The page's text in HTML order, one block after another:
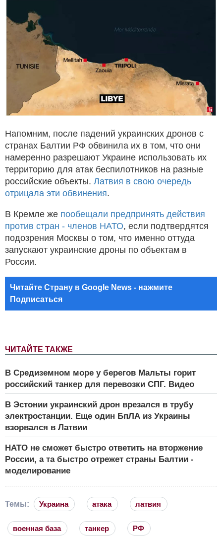
ЧИТАЙТЕ ТАКЖЕ
В Средиземном море у берегов Мальты горит
российский танкер для перевозки СПГ. Видео
В Эстонии украинский дрон врезался в трубу
электростанции. Еще один БпЛА из Украины
взорвался в Латвии
НАТО не сможет быстро ответить на вторжение
России, а та быстро отрежет страны Балтии -
моделирование
Напомним, после падений украинских дронов с
странах Балтии РФ обвинила их в том, что они
намеренно разрешают Украине использовать их
территорию для атак беспилотников на разные
российские объекты. Латвия в свою очередь
отрицала эти обвинения.
В Кремле же пообещали предпринять действия
против стран - членов НАТО, если подтвердятся
подозрения Москвы о том, что именно оттуда
запускают украинские дроны по объектам в
России.
Читайте Страну в Google News - нажмите
Подписаться
Темы: Украина атака латвия
военная база танкер РФ